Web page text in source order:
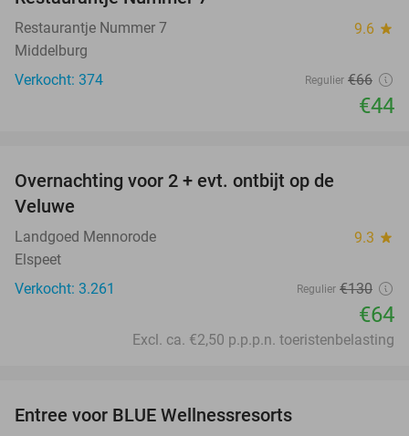
Restaurantje Nummer 7 9.6 star
Middelburg
Verkocht: 374
Regulier €66
€44
Overnachting voor 2 + evt. ontbijt op de
Veluwe
Landgoed Mennorode 9.3 star
Elspeet
Verkocht: 3.261
Regulier €130
€64
Excl. ca. €2,50 p.p.p.n. toeristenbelasting
Entree voor BLUE Wellnessresorts